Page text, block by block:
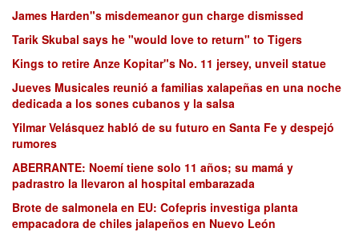
James Harden"s misdemeanor gun charge dismissed
Tarik Skubal says he "would love to return" to Tigers
Kings to retire Anze Kopitar"s No. 11 jersey, unveil statue
Jueves Musicales reunió a familias xalapeñas en una noche
dedicada a los sones cubanos y la salsa
Yilmar Velásquez habló de su futuro en Santa Fe y despejó
rumores
ABERRANTE: Noemí tiene solo 11 años; su mamá y
padrastro la llevaron al hospital embarazada
Brote de salmonela en EU: Cofepris investiga planta
empacadora de chiles jalapeños en Nuevo León